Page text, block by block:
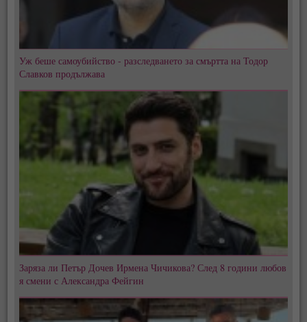
Уж беше самоубийство - разследването за смъртта на Тодор
Славков продължава
Заряза ли Петър Дочев Ирмена Чичикова? След 8 години любов
я смени с Александра Фейгин